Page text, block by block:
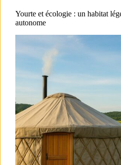
Yourte et écologie : un habitat
autonome